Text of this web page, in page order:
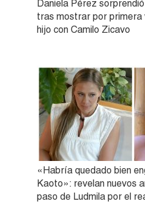
Daniela Pérez
tras mostrar por primera
hijo con Camilo Zicavo
«Habría quedado bien
Kaoto»: revelan nuevos
paso de Ludmila por el